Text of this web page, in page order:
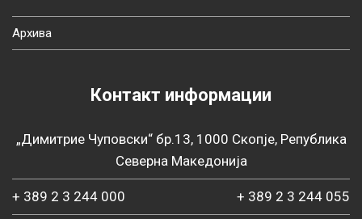
Архива
Контакт информации
„Димитрие Чуповски“ бр.13, 1000 Скопје, Република
Северна Македонија
+ 389 2 3 244 000 + 389 2 3 244 055